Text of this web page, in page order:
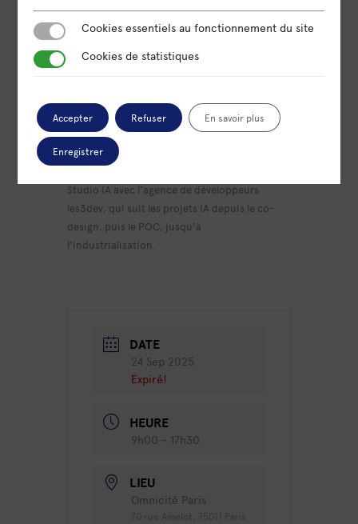
Formateur depuis 2005, auteur des nouveaux
cours d’IA générative des écoles Strate, IIM,
étudiants à l’IA générative et des équipes de
Il a été coach pour le projet ComparIA du
Ministère de la Culture.
Studio IA avec l’agence de développeurs
les3dev, qui suit les projets IA depuis le co-
design, puis le POC, jusqu’à
l’industrialisation.
DATE
24 Sep 2025
Expiré!
HEURE
9h00 - 17h30
LIEU
Omnicité Paris
Cookies essentiels au fonctionnement du site
Cookies essentiels au fonctionnement du site
Cookies de statistiques
Cookies de statistiques
Accepter Refuser En savoir plus
Enregistrer